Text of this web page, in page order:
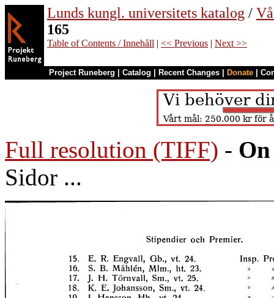
Lunds kungl. universitets katalog /
165
Table of Contents / Innehåll | << Previous | Next >>
Project Runeberg Catalog Recent Changes Donate
Full resolution (TIFF) -
Sidor ...